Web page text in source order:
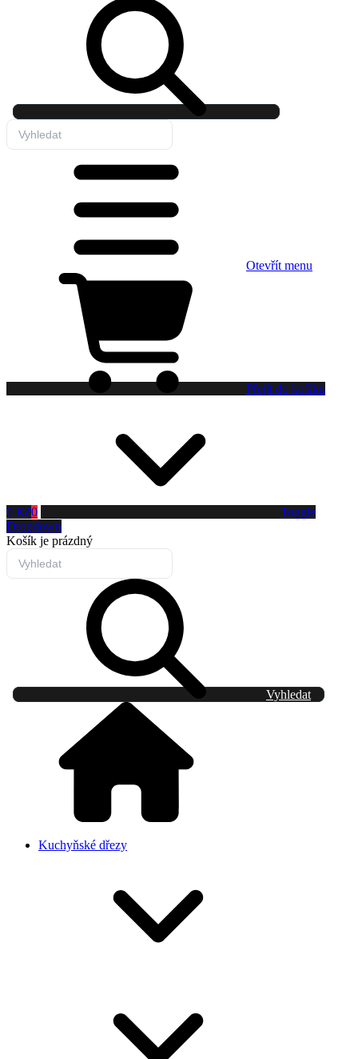
Otevřít menu
Přejít do košíku
0 Kč0
Toggle
Dropdown
Košík je prázdný
Vyhledat
Kuchyňské dřezy